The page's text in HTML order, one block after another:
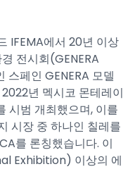
IFEMA에서 20년 이상
전시회(GENERA
페인 GENERA 모델
년 멕시코 몬테레이
시범 개최했으며, 이를
시장 중 하나인 칠레를
를 론칭했습니다. 이
Exhibition) 이상의 에